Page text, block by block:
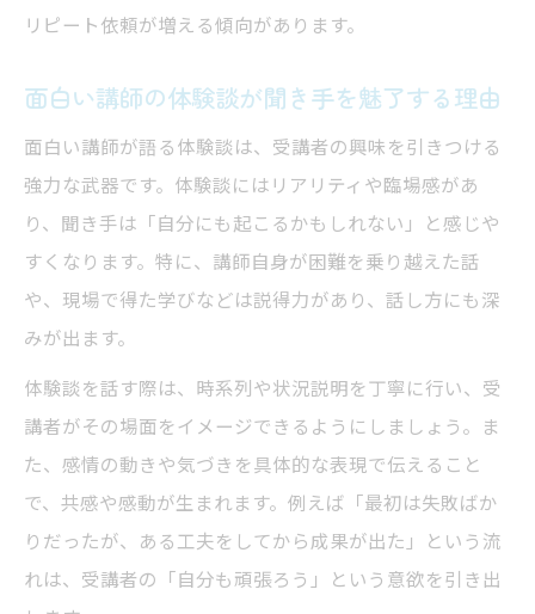
リピート依頼が増える傾向があります。
面白い講師の体験談が聞き手を魅了する理由
面白い講師が語る体験談は、受講者の興味を引きつける
強力な武器です。体験談にはリアリティや臨場感があ
り、聞き手は「自分にも起こるかもしれない」と感じや
すくなります。特に、講師自身が困難を乗り越えた話
や、現場で得た学びなどは説得力があり、話し方にも深
みが出ます。
体験談を話す際は、時系列や状況説明を丁寧に行い、受
講者がその場面をイメージできるようにしましょう。ま
た、感情の動きや気づきを具体的な表現で伝えること
で、共感や感動が生まれます。例えば「最初は失敗ばか
りだったが、ある工夫をしてから成果が出た」という流
れは、受講者の「自分も頑張ろう」という意欲を引き出